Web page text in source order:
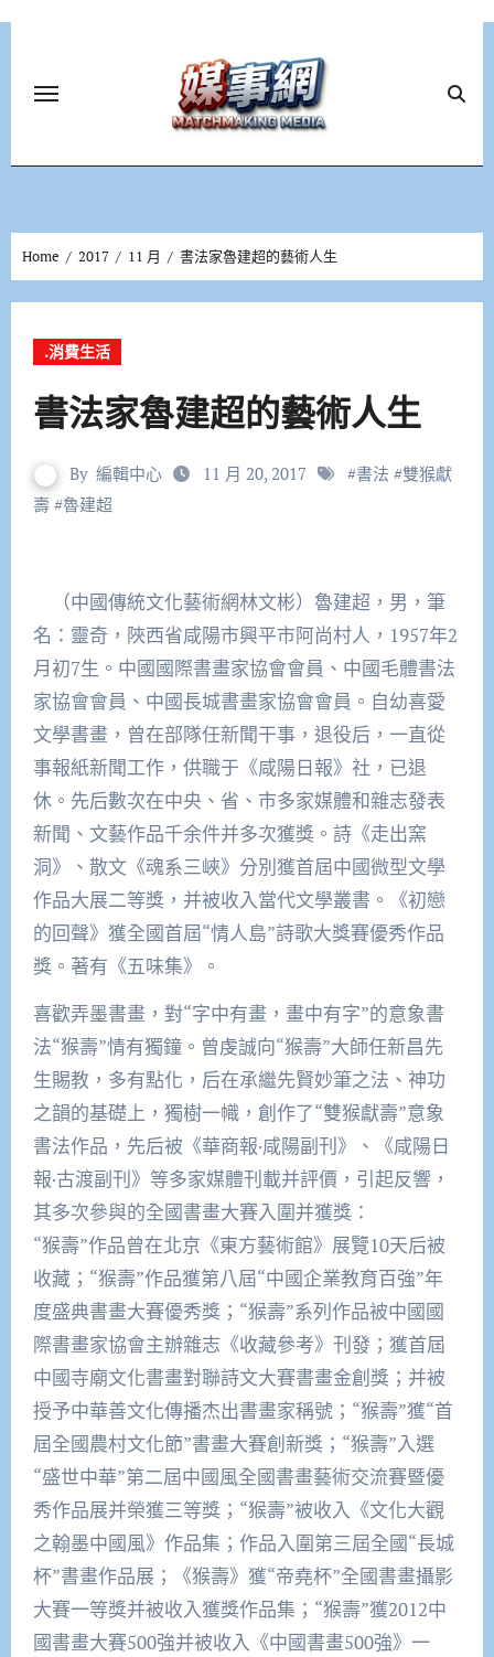
Home 2017 11 月 書法家魯建超的藝術人生
.消費生活
書法家魯建超的藝術人生
By 編輯中心 11 月 20, 2017 #書法 #雙猴獻
壽#魯建超
（中國傳統文化藝術網林文彬）魯建超，男，筆
名：靈奇，陜西省咸陽市興平市阿尚村人，1957年2
月初7生。中國國際書畫家協會會員、中國毛體書法
家協會會員、中國長城書畫家協會會員。自幼喜愛
文學書畫，曾在部隊任新聞干事，退役后，一直從
事報紙新聞工作，供職于《咸陽日報》社，已退
休。先后數次在中央、省、市多家媒體和雜志發表
新聞、文藝作品千余件并多次獲獎。詩《走出窯
洞》、散文《魂系三峽》分別獲首屆中國微型文學
作品大展二等獎，并被收入當代文學叢書。《初戀
的回聲》獲全國首屆“情人島”詩歌大獎賽優秀作品
獎。著有《五味集》。
喜歡弄墨書畫，對“字中有畫，畫中有字”的意象書
法“猴壽”情有獨鐘。曾虔誠向“猴壽”大師任新昌先
生賜教，多有點化，后在承繼先賢妙筆之法、神功
之韻的基礎上，獨樹一幟，創作了“雙猴獻壽”意象
書法作品，先后被《華商報·咸陽副刊》、《咸陽日
報·古渡副刊》等多家媒體刊載并評價，引起反響，
其多次參與的全國書畫大賽入圍并獲獎：
“猴壽”作品曾在北京《東方藝術館》展覽10天后被
收藏；“猴壽”作品獲第八屆“中國企業教育百強”年
度盛典書畫大賽優秀獎；“猴壽”系列作品被中國國
際書畫家協會主辦雜志《收藏參考》刊發；獲首屆
中國寺廟文化書畫對聯詩文大賽書畫金創獎；并被
授予中華善文化傳播杰出書畫家稱號；“猴壽”獲“首
屆全國農村文化節”書畫大賽創新獎；“猴壽”入選
“盛世中華”第二屆中國風全國書畫藝術交流賽暨優
秀作品展并榮獲三等獎；“猴壽”被收入《文化大觀
之翰墨中國風》作品集；作品入圍第三屆全國“長城
杯”書畫作品展；《猴壽》獲“帝堯杯”全國書畫攝影
大賽一等獎并被收入獲獎作品集；“猴壽”獲2012中
國書畫大賽500強并被收入《中國書畫500強》一